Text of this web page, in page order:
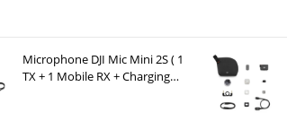
Microphone DJI Mic Mini 2S ( 1
TX + 1 Mobile RX + Charging